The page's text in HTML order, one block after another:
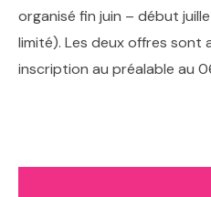
organisé fin juin – début
limité). Les deux offres sont
inscription au préalable au